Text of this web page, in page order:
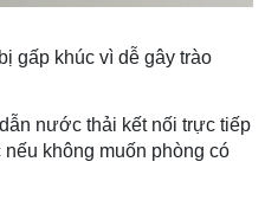
nước thải kết nối trực tiếp
không muốn phòng có